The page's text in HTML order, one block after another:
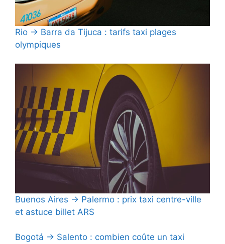
Rio → Barra da Tijuca : tarifs taxi plages
olympiques
Buenos Aires → Palermo : prix taxi centre-ville
et astuce billet ARS
Bogotá → Salento : combien coûte un taxi